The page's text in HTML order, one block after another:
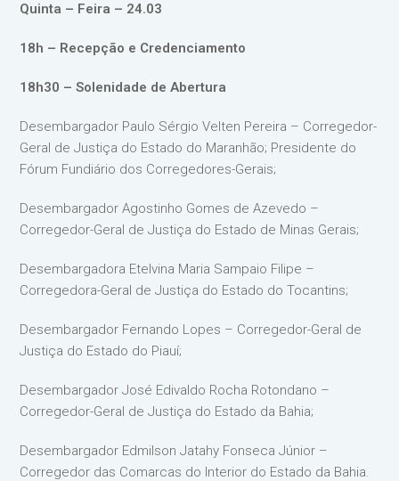
Quinta – Feira – 24.03
18h – Recepção e Credenciamento
18h30 – Solenidade de Abertura
Desembargador Paulo Sérgio Velten Pereira – Corregedor-
Geral de Justiça do Estado do Maranhão; Presidente do
Fórum Fundiário dos Corregedores-Gerais;
Desembargador Agostinho Gomes de Azevedo –
Corregedor-Geral de Justiça do Estado de Minas Gerais;
Desembargadora Etelvina Maria Sampaio Filipe –
Corregedora-Geral de Justiça do Estado do Tocantins;
Desembargador Fernando Lopes – Corregedor-Geral de
Justiça do Estado do Piauí;
Desembargador José Edivaldo Rocha Rotondano –
Corregedor-Geral de Justiça do Estado da Bahia;
Desembargador Edmilson Jatahy Fonseca Júnior –
Corregedor das Comarcas do Interior do Estado da Bahia.